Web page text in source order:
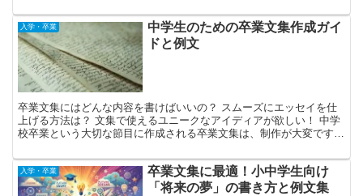
入学・卒業
中学生のための卒業文集作成ガイ
ドと例文
卒業文集にはどんな内容を書けばいいの？ スムーズにエッセイを仕
上げる方法は？ 文集で使えるユニークなアイディアが欲しい！ 中学
校卒業という大切な節目に作成される卒業文集は、制作が大変です
入学・卒業
卒業文集に最適！小中学生向け
「将来の夢」の書き方と例文集